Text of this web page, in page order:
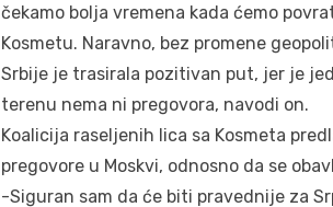
čekamo bolja vremena kada ćemo
Kosmetu. Naravno, bez promene
Srbije je trasirala pozitivan put, jer je
terenu nema ni pregovora, navodi on.
Koalicija raseljenih lica sa Kosmeta
pregovore u Moskvi, odnosno da se
-Siguran sam da će biti pravednije za